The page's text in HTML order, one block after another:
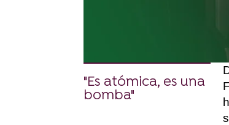
por los que no
atresplayer. La
de la exitosa
"Es atómica, es una
bomba"